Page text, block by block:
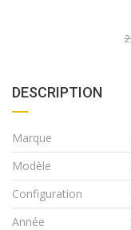
DESCRIPTION
Marque
Modèle
Configuration
Année